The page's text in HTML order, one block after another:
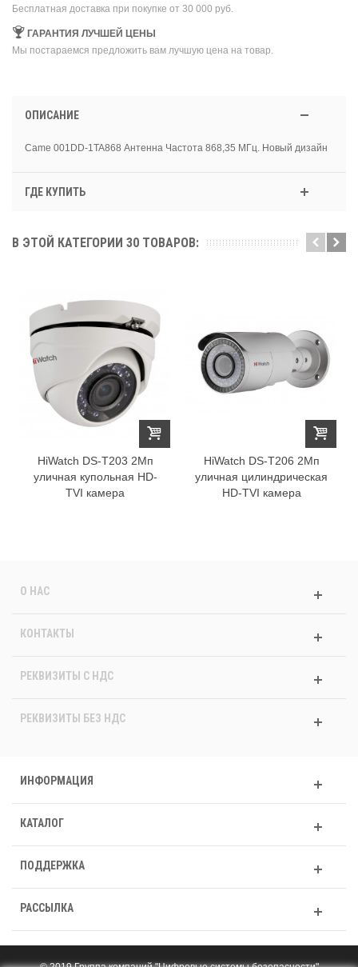
Бесплатная доставка при покупке от 30 000 руб.
ГАРАНТИЯ ЛУЧШЕЙ ЦЕНЫ
Мы постараемся предложить вам лучшую цена на товар.
ОПИСАНИЕ
Came 001DD-1TA868 Антенна Частота 868,35 МГц. Новый дизайн
ГДЕ КУПИТЬ
В ЭТОЙ КАТЕГОРИИ 30 ТОВАРОВ:
HiWatch DS-T203 2Мп
уличная купольная HD-
TVI камера
HiWatch DS-T206 2Мп
уличная цилиндрическая
HD-TVI камера
О НАС
КОНТАКТЫ
РЕКВИЗИТЫ C НДС
РЕКВИЗИТЫ БЕЗ НДС
ИНФОРМАЦИЯ
КАТАЛОГ
ПОДДЕРЖКА
РАССЫЛКА